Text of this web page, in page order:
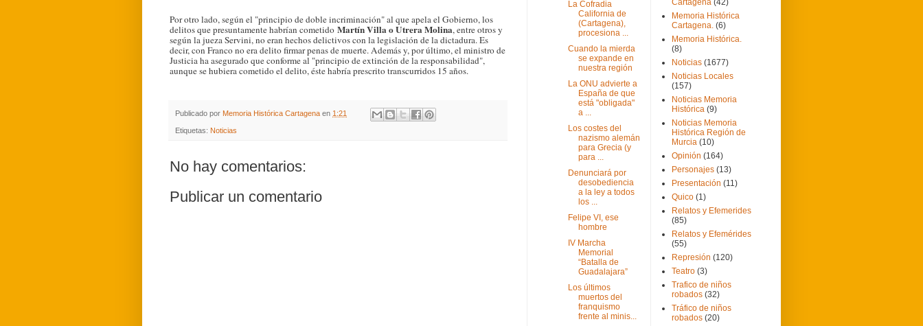
Por otro lado, según el "principio de doble incriminación" al que apela el Gobierno, los
delitos que presuntamente habrían cometido Martín Villa o Utrera Molina, entre otros y
según la jueza Servini, no eran hechos delictivos con la legislación de la dictadura. Es
decir, con Franco no era delito firmar penas de muerte. Además y, por último, el ministro de
Justicia ha asegurado que conforme al "principio de extinción de la responsabilidad",
aunque se hubiera cometido el delito, éste habría prescrito transcurridos 15 años.
Publicado por Memoria Histórica Cartagena en 1:21
Etiquetas: Noticias
No hay comentarios:
Publicar un comentario
La Cofradia
California de
(Cartagena),
procesiona ...
Cuando la mierda
se expande en
nuestra región
La ONU advierte a
España de que
está "obligada"
a ...
Los costes del
nazismo alemán
para Grecia (y
para ...
Denunciará por
desobediencia
a la ley a todos
los ...
Felipe VI, ese
hombre
IV Marcha
Memorial
“Batalla de
Guadalajara”
Los últimos
muertos del
franquismo
frente al minis...
Memoria Histórica
Cartagena. (6)
Memoria Histórica.
(8)
Noticias (1677)
Noticias Locales
(157)
Noticias Memoria
Histórica (9)
Noticias Memoria
Histórica Región de
Murcia (10)
Opinión (164)
Personajes (13)
Presentación (11)
Quico (1)
Relatos y Efemerides
(85)
Relatos y Efemérides
(55)
Represión (120)
Teatro (3)
Trafico de niños
robados (32)
Tráfico de niños
robados (20)